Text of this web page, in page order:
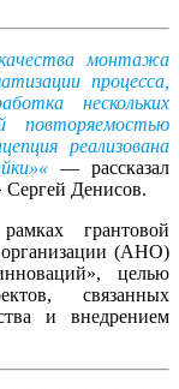
монтажа
процесса,
нескольких
повторяемостью
реализована
— рассказал
Денисов.
грантовой
организации (АНО)
целью
связанных
и внедрением